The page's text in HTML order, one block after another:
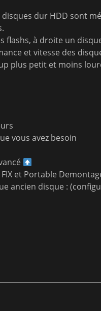
dur HDD sont
flashs, à droite un
et vitesse des
plus petit et moins
vous avez besoin
et Portable
ancien disque :